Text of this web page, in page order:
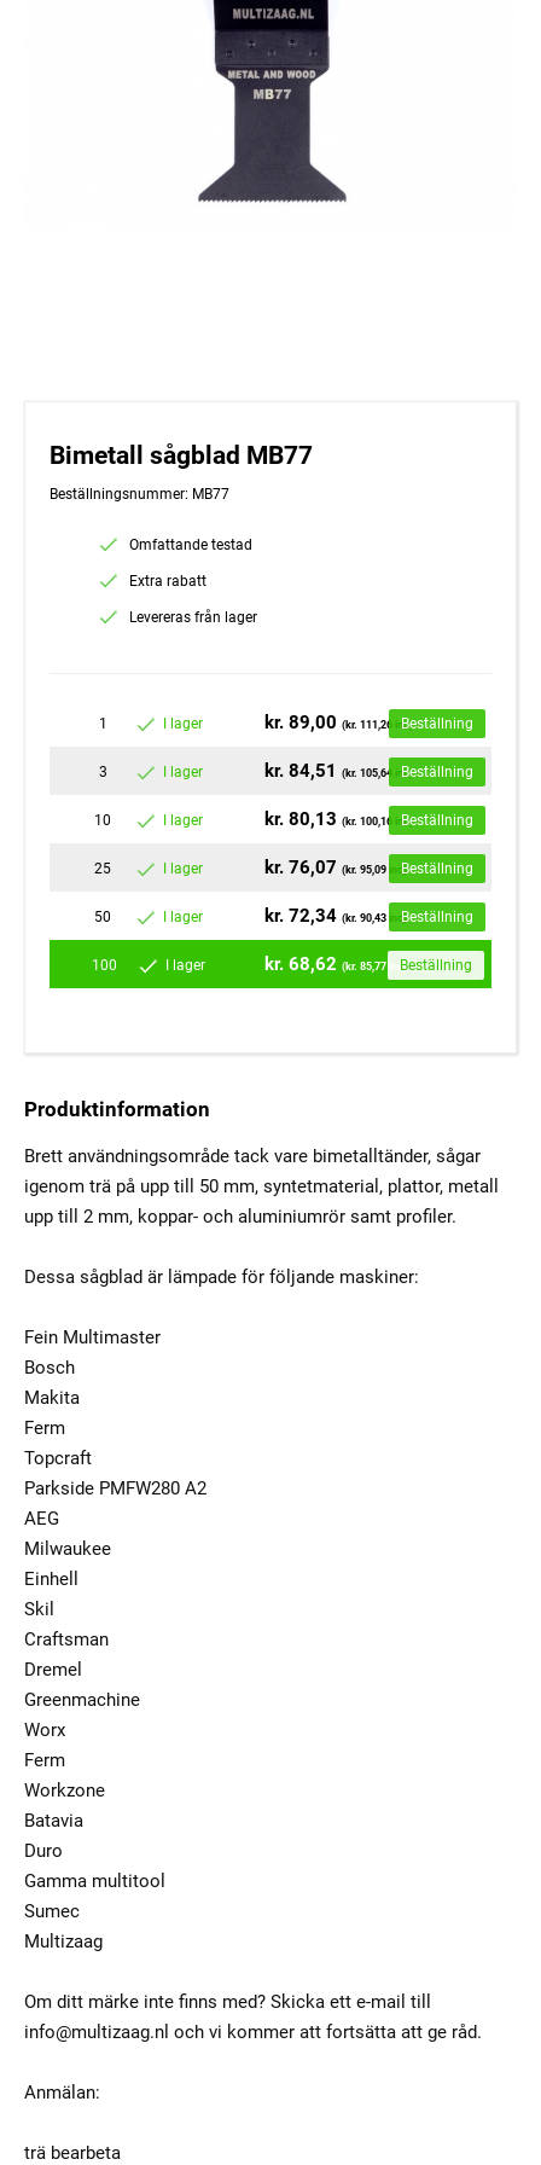
Bimetall sågblad MB77
Beställningsnummer: MB77
Omfattande testad
Extra rabatt
Levereras från lager
1 I lager kr. 89,00(kr. 111,26 inc)Beställning
3 I lager kr. 84,51(kr. 105,64 inc)Beställning
10 I lager kr. 80,13(kr. 100,16 inc)Beställning
25 I lager kr. 76,07(kr. 95,09 inc)Beställning
50 I lager kr. 72,34(kr. 90,43 inc)Beställning
100 I lager kr. 68,62(kr. 85,77 inc)Beställning
Produktinformation
Brett användningsområde tack vare bimetalltänder, sågar
igenom trä på upp till 50 mm, syntetmaterial, plattor, metall
upp till 2 mm, koppar- och aluminiumrör samt profiler.
Dessa sågblad är lämpade för följande maskiner:
Fein Multimaster
Bosch
Makita
Ferm
Topcraft
Parkside PMFW280 A2
AEG
Milwaukee
Einhell
Skil
Craftsman
Dremel
Greenmachine
Worx
Ferm
Workzone
Batavia
Duro
Gamma multitool
Sumec
Multizaag
Om ditt märke inte finns med? Skicka ett e-mail till
info@multizaag.nl och vi kommer att fortsätta att ge råd.
Anmälan:
trä bearbeta